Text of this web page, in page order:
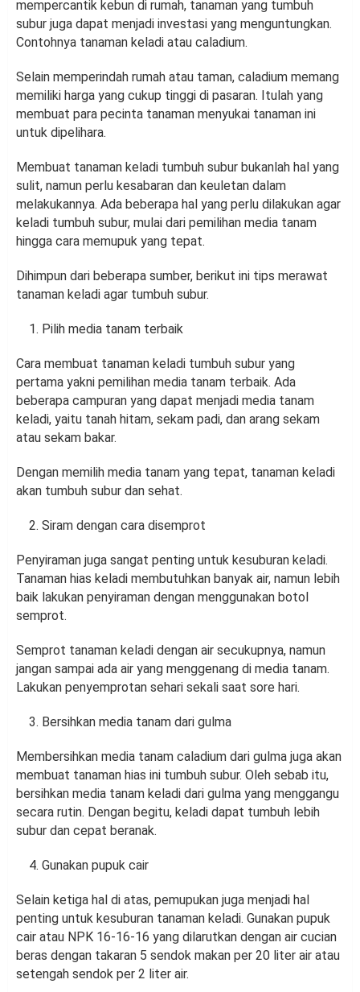
mempercantik kebun di rumah, tanaman yang tumbuh
subur juga dapat menjadi investasi yang menguntungkan.
Contohnya tanaman keladi atau caladium.
Selain memperindah rumah atau taman, caladium memang
memiliki harga yang cukup tinggi di pasaran. Itulah yang
membuat para pecinta tanaman menyukai tanaman ini
untuk dipelihara.
Membuat tanaman keladi tumbuh subur bukanlah hal yang
sulit, namun perlu kesabaran dan keuletan dalam
melakukannya. Ada beberapa hal yang perlu dilakukan agar
keladi tumbuh subur, mulai dari pemilihan media tanam
hingga cara memupuk yang tepat.
Dihimpun dari beberapa sumber, berikut ini tips merawat
tanaman keladi agar tumbuh subur.
Pilih media tanam terbaik
Cara membuat tanaman keladi tumbuh subur yang
pertama yakni pemilihan media tanam terbaik. Ada
beberapa campuran yang dapat menjadi media tanam
keladi, yaitu tanah hitam, sekam padi, dan arang sekam
atau sekam bakar.
Dengan memilih media tanam yang tepat, tanaman keladi
akan tumbuh subur dan sehat.
Siram dengan cara disemprot
Penyiraman juga sangat penting untuk kesuburan keladi.
Tanaman hias keladi membutuhkan banyak air, namun lebih
baik lakukan penyiraman dengan menggunakan botol
semprot.
Semprot tanaman keladi dengan air secukupnya, namun
jangan sampai ada air yang menggenang di media tanam.
Lakukan penyemprotan sehari sekali saat sore hari.
Bersihkan media tanam dari gulma
Membersihkan media tanam caladium dari gulma juga akan
membuat tanaman hias ini tumbuh subur. Oleh sebab itu,
bersihkan media tanam keladi dari gulma yang menggangu
secara rutin. Dengan begitu, keladi dapat tumbuh lebih
subur dan cepat beranak.
Gunakan pupuk cair
Selain ketiga hal di atas, pemupukan juga menjadi hal
penting untuk kesuburan tanaman keladi. Gunakan pupuk
cair atau NPK 16-16-16 yang dilarutkan dengan air cucian
beras dengan takaran 5 sendok makan per 20 liter air atau
setengah sendok per 2 liter air.